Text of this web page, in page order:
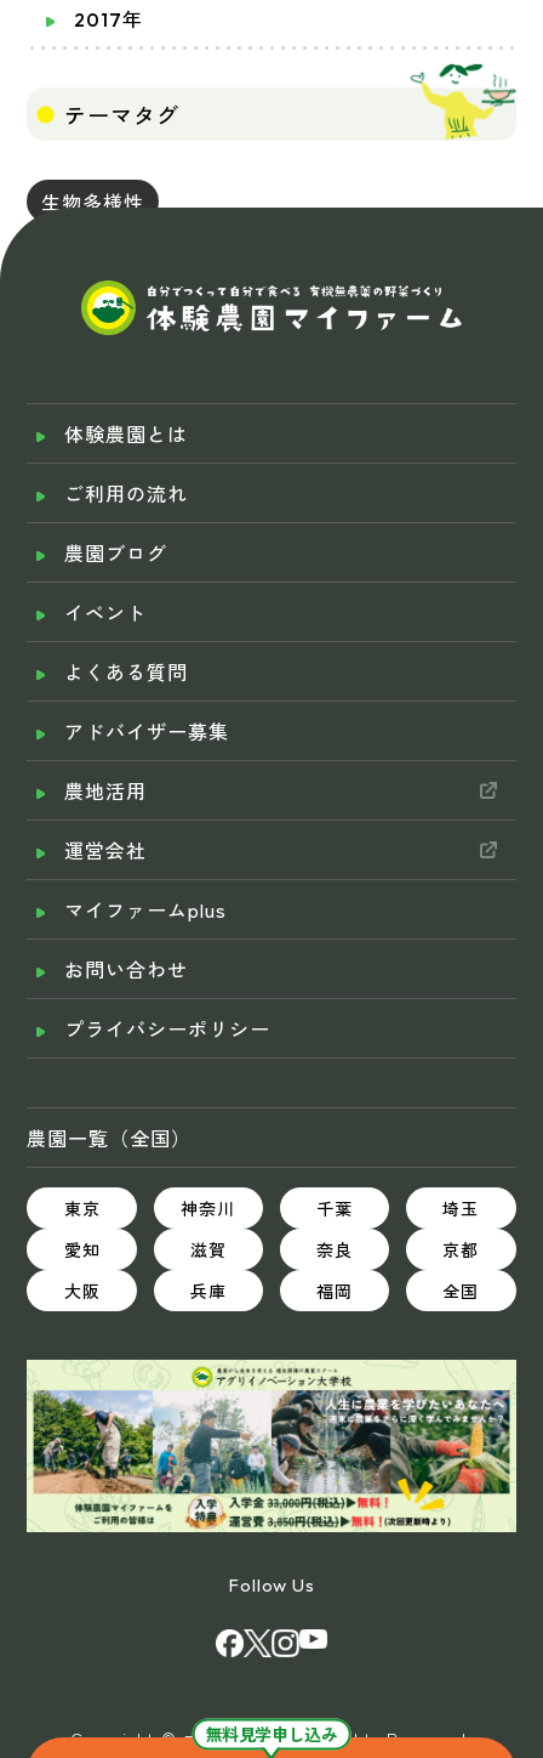
無料見学申し込み
2017年
テーマタグ
生物多様性
体験農園とは
ご利用の流れ
農園ブログ
イベント
よくある質問
アドバイザー募集
農地活用
運営会社
マイファームplus
お問い合わせ
プライバシーポリシー
農園一覧（全国）
東京 神奈川 千葉
埼玉
愛知
滋賀 奈良
京都
大阪
兵庫 福岡 全国
Follow Us
Copyright © マイファーム All Rights Reserved.